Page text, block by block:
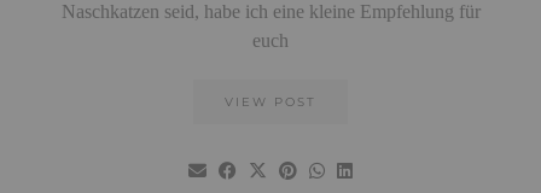
Naschkatzen seid, habe ich eine kleine Empfehlung für
euch
VIEW POST